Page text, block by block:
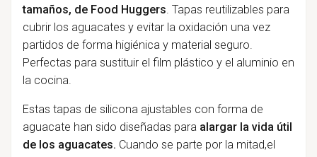
tamaños, de Food Huggers. Tapas reutilizables para
cubrir los aguacates y evitar la oxidación una vez
partidos de forma higiénica y material seguro.
Perfectas para sustituir el film plástico y el aluminio en
la cocina.
Estas tapas de silicona ajustables con forma de
aguacate han sido diseñadas para alargar la vida útil
de los aguacates. Cuando se parte por la mitad,el